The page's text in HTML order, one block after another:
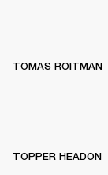
TOMAS ROITMAN
TOPPER HEADON